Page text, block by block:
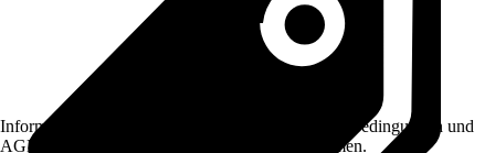
Informationen des Verkäufers, wie z. B. Rückgabebedingungen und
AGB, finden Sie bei Klick auf den Verkäufernamen.